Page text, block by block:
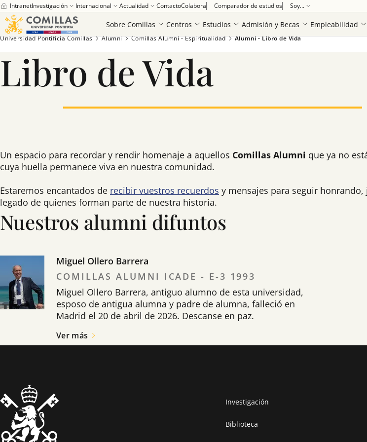
IntranetInvestigación Internacional Actualidad ContactoColabora Comparador de estudios Soy...
Sobre Comillas Centros Estudios Admisión y Becas Empleabilidad
Saber más
Universidad Pontificia Comillas Alumni Comillas Alumni - Espiritualidad Alumni - Libro de Vida
Libro de Vida
Un espacio para recordar y rendir homenaje a aquellos Comillas Alumni que ya no
cuya huella permanece viva en nuestra comunidad.
Estaremos encantados de recibir vuestros recuerdos y mensajes para seguir
legado de quienes forman parte de nuestra historia.
Nuestros alumni difuntos
Miguel Ollero Barrera
COMILLAS ALUMNI ICADE - E-3 1993
Miguel Ollero Barrera, antiguo alumno de esta universidad,
esposo de antigua alumna y padre de alumna, falleció en
Madrid el 20 de abril de 2026. Descanse en paz.
Ver más
Investigación
Biblioteca